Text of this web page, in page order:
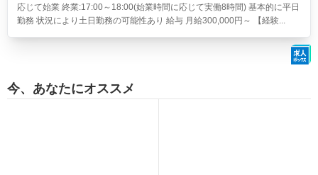
応じて始業 終業:17:00～18:00(始業時間に応じて実働8時間) 基本的に平日
勤務 状況により土日勤務の可能性あり 給与 月給300,000円～ 【経験...
今、あなたにオススメ